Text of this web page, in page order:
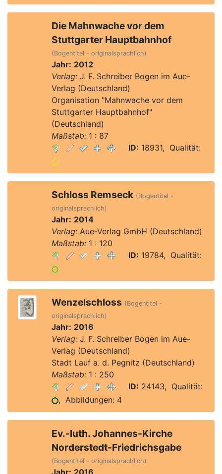
Die Mahnwache vor dem
Stuttgarter Hauptbahnhof
(Bogentitel - originalsprachlich)
Jahr: 2012
Verlag:J. F. Schreiber Bogen im Aue-
Verlag (Deutschland)
Organisation "Mahnwache vor dem
Stuttgarter Hauptbahnhof"
(Deutschland)
Maßstab:1 : 87
ID: 18931, Qualität:
Schloss Remseck (Bogentitel -
originalsprachlich)
Jahr: 2014
Verlag:Aue-Verlag GmbH (Deutschland)
Maßstab:1 : 120
ID: 19784, Qualität:
Wenzelschloss (Bogentitel -
originalsprachlich)
Jahr: 2016
Verlag:J. F. Schreiber Bogen im Aue-
Verlag (Deutschland)
Stadt Lauf a. d. Pegnitz (Deutschland)
Maßstab:1 : 250
ID: 24143, Qualität:
, Abbildungen: 4
Ev.-luth. Johannes-Kirche
Norderstedt-Friedrichsgabe
(Bogentitel - originalsprachlich)
Jahr: 2016